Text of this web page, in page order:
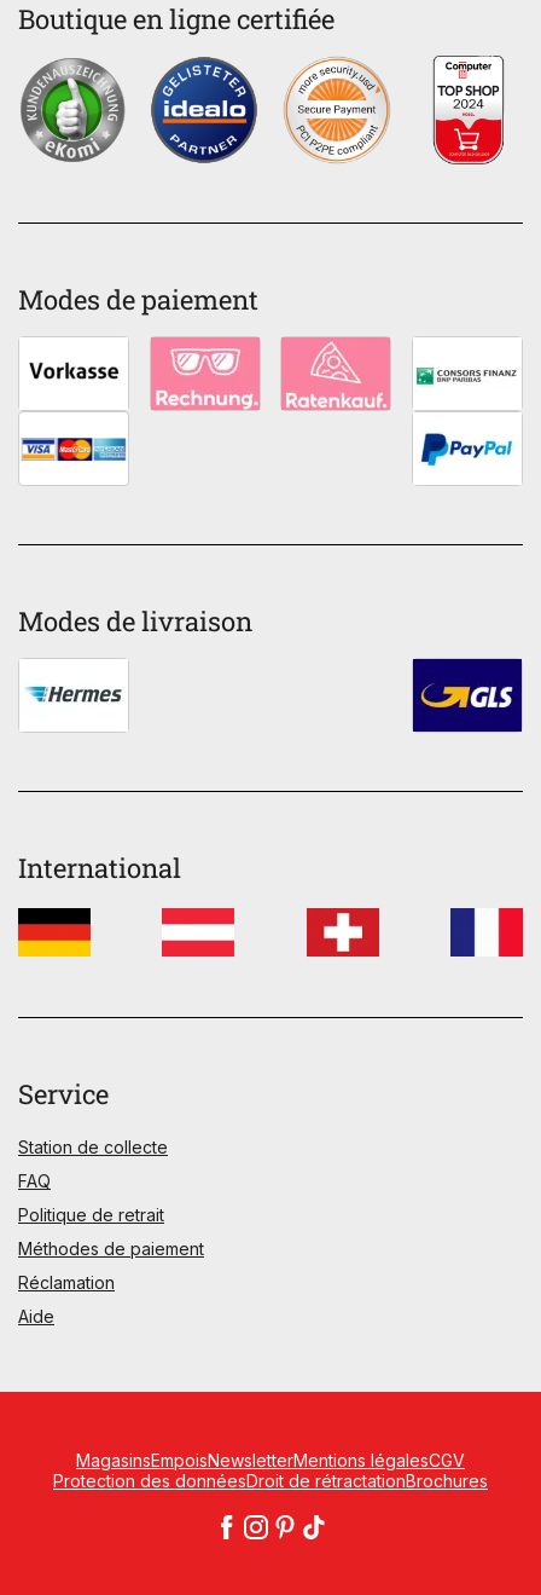
Boutique en ligne certifiée
Modes de paiement
Modes de livraison
International
Service
Station de collecte
FAQ
Politique de retrait
Méthodes de paiement
Réclamation
Aide
MagasinsEmpoisNewsletterMentions légalesCGV
Protection des donnéesDroit de rétractationBrochures